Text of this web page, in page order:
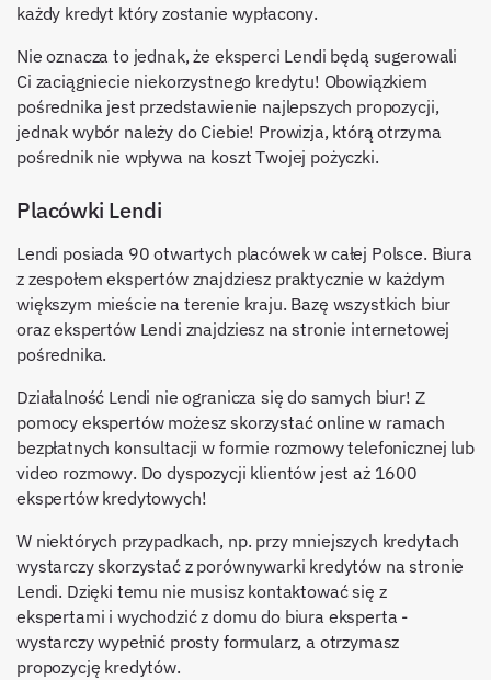
każdy kredyt który zostanie wypłacony.
Nie oznacza to jednak, że eksperci Lendi będą sugerowali
Ci zaciągniecie niekorzystnego kredytu! Obowiązkiem
pośrednika jest przedstawienie najlepszych propozycji,
jednak wybór należy do Ciebie! Prowizja, którą otrzyma
pośrednik nie wpływa na koszt Twojej pożyczki.
Placówki Lendi
Lendi posiada 90 otwartych placówek w całej Polsce. Biura
z zespołem ekspertów znajdziesz praktycznie w każdym
większym mieście na terenie kraju. Bazę wszystkich biur
oraz ekspertów Lendi znajdziesz na stronie internetowej
pośrednika.
Działalność Lendi nie ogranicza się do samych biur! Z
pomocy ekspertów możesz skorzystać online w ramach
bezpłatnych konsultacji w formie rozmowy telefonicznej lub
video rozmowy. Do dyspozycji klientów jest aż 1600
ekspertów kredytowych!
W niektórych przypadkach, np. przy mniejszych kredytach
wystarczy skorzystać z porównywarki kredytów na stronie
Lendi. Dzięki temu nie musisz kontaktować się z
ekspertami i wychodzić z domu do biura eksperta -
wystarczy wypełnić prosty formularz, a otrzymasz
propozycję kredytów.